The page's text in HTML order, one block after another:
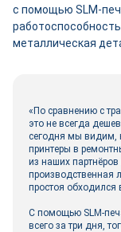
с помощью SLM-
металлическая
«По сравнению с
это не всегда
сегодня мы видим,
принтеры в
из наших
производственная
простоя обходился
С помощью SLM-
всего за три дня,